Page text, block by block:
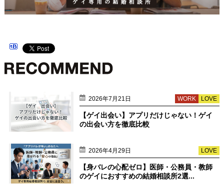
2026年7月21日 LOVE
WORK
【ゲイ出会い】アプリだけじゃない！ゲイ
の出会い方を徹底比較
2026年4月29日 LOVE
【身バレの心配ゼロ】医師・公務員・教師
のゲイにおすすめの結婚相談所2選...